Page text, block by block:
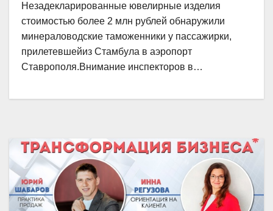
Незадекларированные ювелирные изделия
стоимостью более 2 млн рублей обнаружили
минераловодские таможенники у пассажирки,
прилетевшейиз Стамбула в аэропорт
Ставрополя.Внимание инспекторов в…